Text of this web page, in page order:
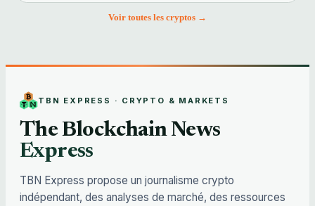
Voir toutes les cryptos →
TBN EXPRESS · CRYPTO & MARKETS
The Blockchain News
Express
TBN Express propose un journalisme crypto
indépendant, des analyses de marché, des ressources